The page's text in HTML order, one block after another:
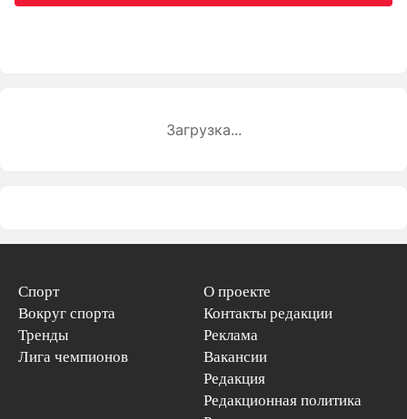
Загрузка...
Спорт
Вокруг спорта
Тренды
Лига чемпионов
О проекте
Контакты редакции
Реклама
Вакансии
Редакция
Редакционная политика